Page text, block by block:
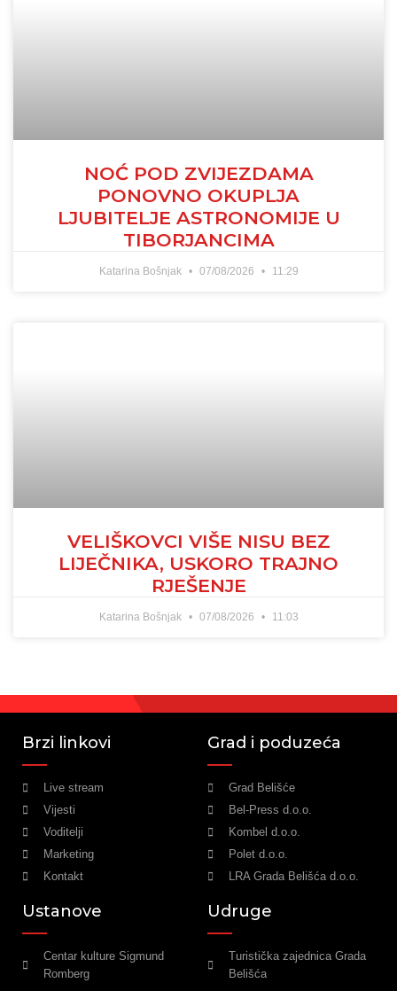
NOĆ POD ZVIJEZDAMA
PONOVNO OKUPLJA
LJUBITELJE ASTRONOMIJE U
TIBORJANCIMA
Katarina Bošnjak 07/08/2026 11:29
VELIŠKOVCI VIŠE NISU BEZ
LIJEČNIKA, USKORO TRAJNO
RJEŠENJE
Katarina Bošnjak 07/08/2026 11:03
Brzi linkovi
Live stream
Vijesti
Voditelji
Marketing
Kontakt
Grad i poduzeća
Grad Belišće
Bel-Press d.o.o.
Kombel d.o.o.
Polet d.o.o.
LRA Grada Belišća d.o.o.
Ustanove
Centar kulture Sigmund
Romberg
Udruge
Turistička zajednica Grada
Belišća